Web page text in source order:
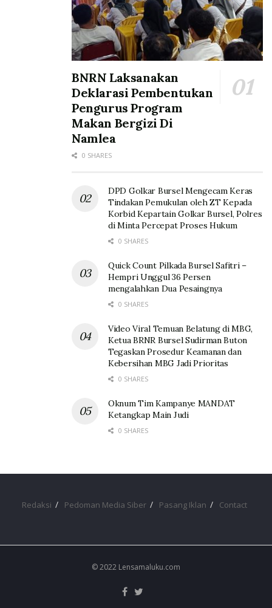
BNRN Laksanakan
Deklarasi Pembentukan
Pengurus Program
Makan Bergizi Di
Namlea
0 SHARES
DPD Golkar Bursel Mengecam Keras
Tindakan Pemukulan oleh ZT Kepada
Korbid Kepartain Golkar Bursel, Polres
di Minta Percepat Proses Hukum
0 SHARES
Quick Count Pilkada Bursel Safitri –
Hempri Unggul 36 Persen
mengalahkan Dua Pesaingnya
0 SHARES
Video Viral Temuan Belatung di MBG,
Ketua BRNR Bursel Sudirman Buton
Tegaskan Prosedur Keamanan dan
Kebersihan MBG Jadi Prioritas
0 SHARES
Oknum Tim Kampanye MANDAT
Ketangkap Main Judi
0 SHARES
Redaksi Pedoman Media Siber Pasang Iklan Contact
© 2022 Lensamaluku.com